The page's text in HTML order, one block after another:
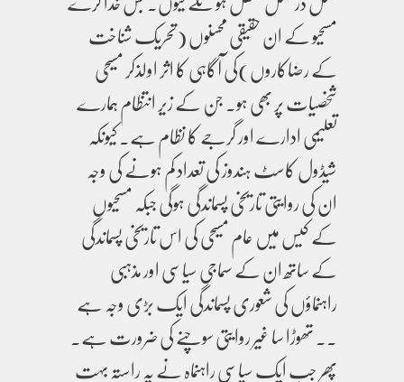
مسحیو کے ان حقیقی محسنوں (تحریک شناخت
کے رضاکاروں)کی آگاہی کا اثر اولذکر مسیحی
شخصیات پر بھی ہو۔ جن کے زیر انتظام ہمارے
تعلیمی ادارے اور گرجے کا نظام ہے۔ کیونکہ
شیڈول کاسٹ ہندوز کی تعداد کم ہونے کی وجہ
ان کی روایتی تاریخی پسماندگی ہوگی جبکہ مسحیوں
کے کیس میں عام مسیحی کی اس تاریخی پسماندگی
کے ساتھ ان کے سماجی سیاسی اور مذہبی
راہنماؤں کی شعوری پسماندگی ایک بڑی وجہ ہے
۔۔ تھوڑا سا غیر روایتی سوچنے کی ضرورت ہے۔
پھر جب ایک سیاسی راہنماہ نے یہ راستہ بہت